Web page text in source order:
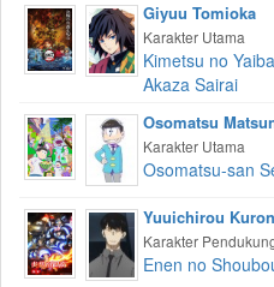
Giyuu Tomioka
Karakter Utama
Kimetsu no
Akaza Sairai
Osomatsu
Karakter Utama
Osomatsu-san
Yuuichirou
Karakter
Enen no